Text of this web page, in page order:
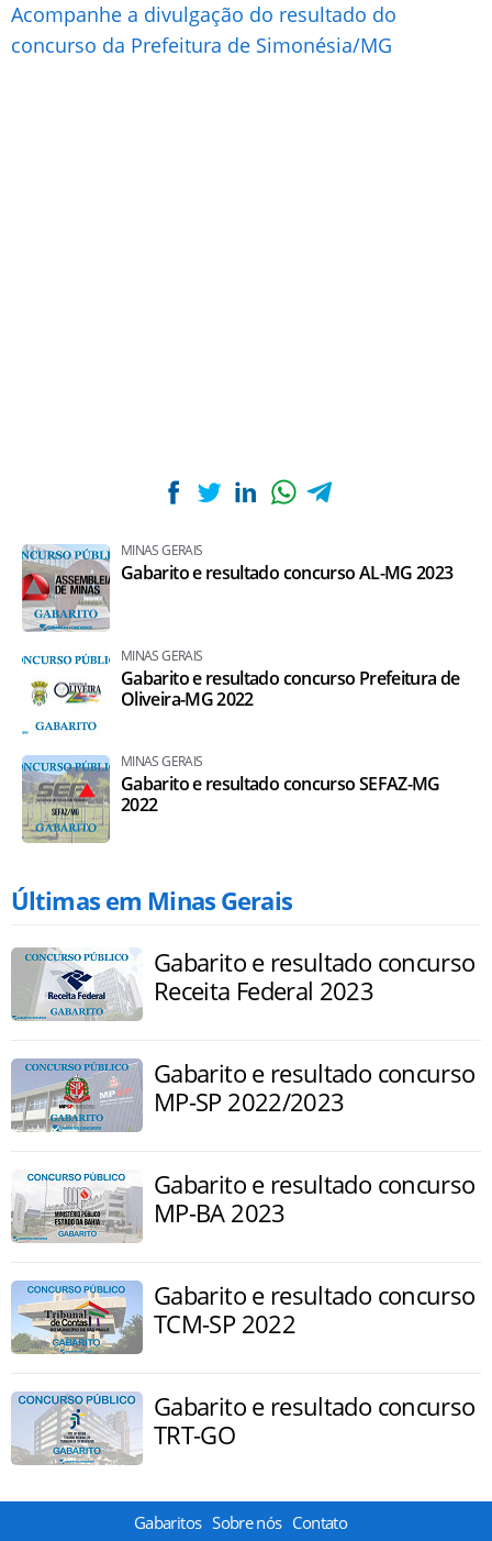
Acompanhe a divulgação do resultado do
concurso da Prefeitura de Simonésia/MG
MINAS GERAIS
Gabarito e resultado concurso AL-MG 2023
MINAS GERAIS
Gabarito e resultado concurso Prefeitura de
Oliveira-MG 2022
MINAS GERAIS
Gabarito e resultado concurso SEFAZ-MG
2022
Últimas em Minas Gerais
Gabarito e resultado concurso
Receita Federal 2023
Gabarito e resultado concurso
MP-SP 2022/2023
Gabarito e resultado concurso
MP-BA 2023
Gabarito e resultado concurso
TCM-SP 2022
Gabarito e resultado concurso
TRT-GO
Gabaritos Sobre nós Contato